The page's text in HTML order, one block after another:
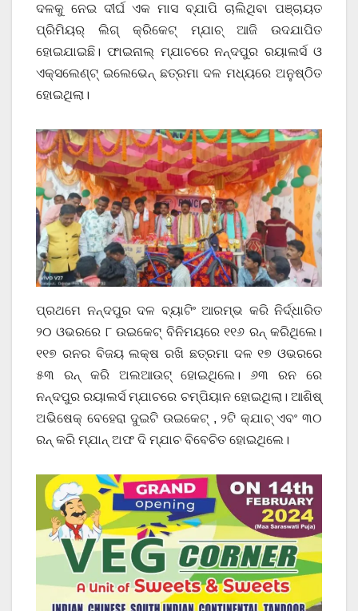
ଦଳକୁ ନେଇ ଦୀର୍ଘ ଏକ ମାସ ବ୍ଯାପି ଚାଲିଥିବା ପଞ୍ଚାୟତ
ପ୍ରିମିୟର୍ ଲିଗ୍ କ୍ରିକେଟ୍ ମ୍ଯାଚ୍ ଆଜି ଉଦଯାପିତ
ହୋଇଯାଇଛି। ଫାଇନାଲ୍ ମ୍ଯାଚରେ ନନ୍ଦପୁର ରୟାଲର୍ସ ଓ
ଏକ୍ସଲେଣ୍ଟ୍ ଇଲେଭେନ୍ ଛତ୍ରମା ଦଳ ମଧ୍ୟରେ ଅନୁଷ୍ଠିତ
ହୋଇଥିଲା।
ପ୍ରଥମେ ନନ୍ଦପୁର ଦଳ ବ୍ୟାଟିଂ ଆରମ୍ଭ କରି ନିର୍ଦ୍ଧାରିତ
୨୦ ଓଭରରେ ୮ ଉଇକେଟ୍ ବିନିମୟରେ ୧୧୬ ରନ୍ କରିଥିଲେ।
୧୧୭ ରନର ବିଜୟ ଲକ୍ଷ ରଖି ଛତ୍ରମା ଦଳ ୧୭ ଓଭରରେ
୫୩ ରନ୍ କରି ଅଲଆଉଟ୍ ହୋଇଥିଲେ। ୬୩ ରନ ରେ
ନନ୍ଦପୁର ରୟାଲର୍ସ ମ୍ଯାଚରେ ଚମ୍ପିୟାନ ହୋଇଥିଲା। ଆଶିଷ୍
ଅଭିଷେକ୍ ବେହେରା ଦୁଇଟି ଉଇକେଟ୍ , ୨ଟି କ୍ଯାଚ୍ ଏବଂ ୩୦
ରନ୍ କରି ମ୍ଯାନ୍ ଅଫ ଦି ମ୍ଯାଚ ବିବେଚିତ ହୋଇଥିଲେ।